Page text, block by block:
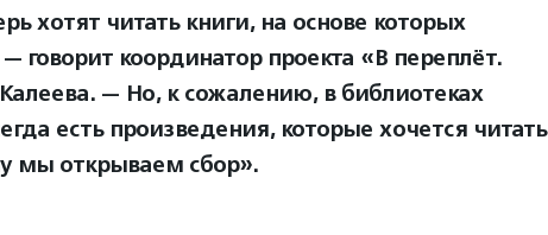
хотят читать книги, на основе которых
говорит координатор проекта «В переплёт.
— Но, к сожалению, в библиотеках
есть произведения, которые хочется читать
мы открываем сбор».